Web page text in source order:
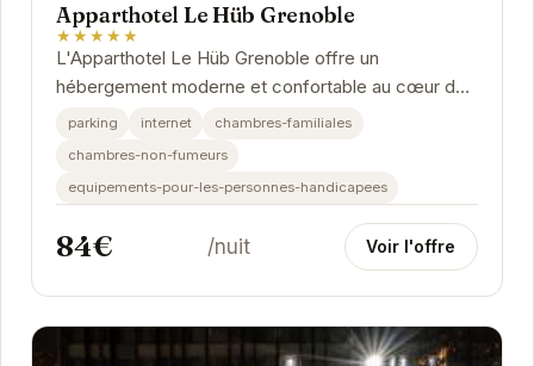
Apparthotel Le Hüb Grenoble
★★★★★
L'Apparthotel Le Hüb Grenoble offre un
hébergement moderne et confortable au cœur de
la ville. Idéalement situé, il permet un accès facile
parking internet
chambres-familiales
chambres-non-fumeurs
equipements-pour-les-personnes-handicapees
84€ /nuit Voir l'offre